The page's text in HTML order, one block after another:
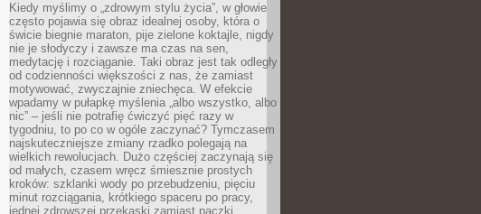
Kiedy myślimy o „zdrowym stylu życia”, w głowie
często pojawia się obraz idealnej osoby, która o
świcie biegnie maraton, pije zielone koktajle, nigdy
nie je słodyczy i zawsze ma czas na sen,
medytację i rozciąganie. Taki obraz jest tak odległy
od codzienności większości z nas, że zamiast
motywować, zwyczajnie zniechęca. W efekcie
wpadamy w pułapkę myślenia „albo wszystko, albo
nic” – jeśli nie potrafię ćwiczyć pięć razy w
tygodniu, to po co w ogóle zaczynać? Tymczasem
najskuteczniejsze zmiany rzadko polegają na
wielkich rewolucjach. Dużo częściej zaczynają się
od małych, czasem wręcz śmiesznie prostych
kroków: szklanki wody po przebudzeniu, pięciu
minut rozciągania, krótkiego spaceru po pracy,
jednej zdrowszej przekąski zamiast paczki